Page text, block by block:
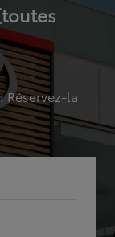
Réservez-la